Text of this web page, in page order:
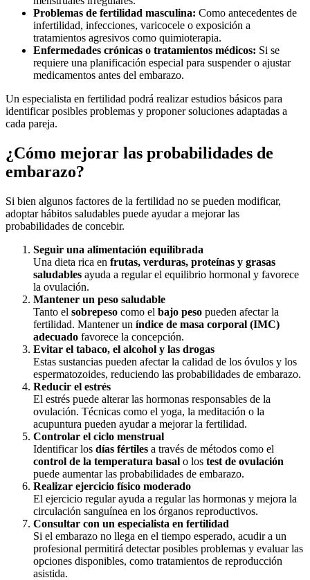
Problemas de fertilidad masculina: Como antecedentes de
infertilidad, infecciones, varicocele o exposición a
tratamientos agresivos como quimioterapia.
Enfermedades crónicas o tratamientos médicos: Si se
requiere una planificación especial para suspender o ajustar
medicamentos antes del embarazo.
Un especialista en fertilidad podrá realizar estudios básicos para
identificar posibles problemas y proponer soluciones adaptadas a
cada pareja.
¿Cómo mejorar las probabilidades de
embarazo?
Si bien algunos factores de la fertilidad no se pueden modificar,
adoptar hábitos saludables puede ayudar a mejorar las
probabilidades de concebir.
Seguir una alimentación equilibrada
Una dieta rica en frutas, verduras, proteínas y grasas
saludables ayuda a regular el equilibrio hormonal y favorece
la ovulación.
Mantener un peso saludable
Tanto el sobrepeso como el bajo peso pueden afectar la
fertilidad. Mantener un índice de masa corporal (IMC)
adecuado favorece la concepción.
Evitar el tabaco, el alcohol y las drogas
Estas sustancias pueden afectar la calidad de los óvulos y los
espermatozoides, reduciendo las probabilidades de embarazo.
Reducir el estrés
El estrés puede alterar las hormonas responsables de la
ovulación. Técnicas como el yoga, la meditación o la
acupuntura pueden ayudar a mejorar la fertilidad.
Controlar el ciclo menstrual
Identificar los días fértiles a través de métodos como el
control de la temperatura basal o los test de ovulación
puede aumentar las probabilidades de embarazo.
Realizar ejercicio físico moderado
El ejercicio regular ayuda a regular las hormonas y mejora la
circulación sanguínea en los órganos reproductivos.
Consultar con un especialista en fertilidad
Si el embarazo no llega en el tiempo esperado, acudir a un
profesional permitirá detectar posibles problemas y evaluar las
opciones disponibles, como tratamientos de reproducción
asistida.